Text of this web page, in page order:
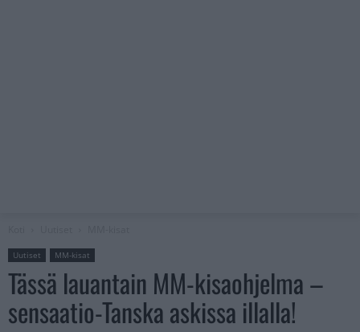
Uutiset MM-kisat
Tässä lauantain MM-kisaohjelma –
sensaatio-Tanska askissa illalla!